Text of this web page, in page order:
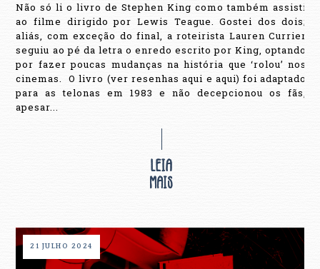
Não só li o livro de Stephen King como também assisti
ao filme dirigido por Lewis Teague. Gostei dos dois;
aliás, com exceção do final, a roteirista Lauren Currier
seguiu ao pé da letra o enredo escrito por King, optando
por fazer poucas mudanças na história que ‘rolou’ nos
cinemas. O livro (ver resenhas aqui e aqui) foi adaptado
para as telonas em 1983 e não decepcionou os fãs,
apesar...
21 JULHO 2024